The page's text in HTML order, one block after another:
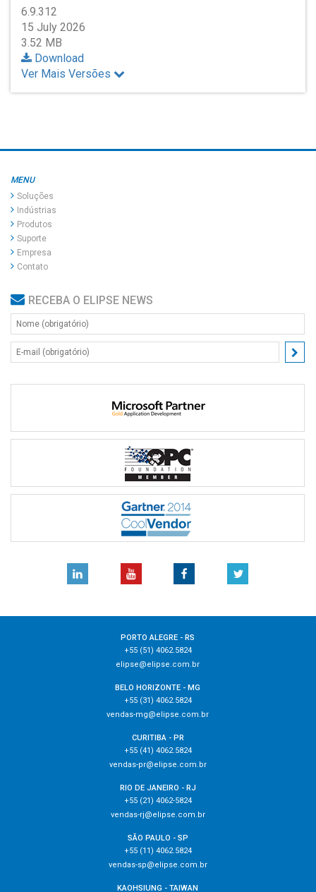
6.9.312
15 July 2026
3.52 MB
Download
Ver Mais Versões
MENU
Soluções
Indústrias
Produtos
Suporte
Empresa
Contato
RECEBA O ELIPSE NEWS
PORTO ALEGRE - RS
+55 (51) 4062.5824
elipse@elipse.com.br
BELO HORIZONTE - MG
+55 (31) 4062.5824
vendas-mg@elipse.com.br
CURITIBA - PR
+55 (41) 4062.5824
vendas-pr@elipse.com.br
RIO DE JANEIRO - RJ
+55 (21) 4062-5824
vendas-rj@elipse.com.br
SÃO PAULO - SP
+55 (11) 4062.5824
vendas-sp@elipse.com.br
KAOHSIUNG - TAIWAN